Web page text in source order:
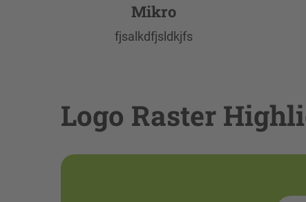
Mikro
fjsalkdfjsldkjfs
Logo Raster